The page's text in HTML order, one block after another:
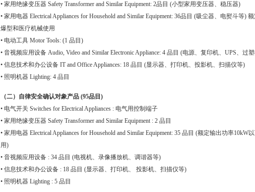
• 家用绝缘变压器 Safety Transformer and Similar Equipment: 2品目 (小型家用变压器、稳压器)
• 家用电器 Electrical Appliances for Household and Similar Equipment: 36品目 (吸尘器、电熨斗等)
爆型和医疗机械使用
• 电动工具 Motor Tools: (1 品目)
• 音视频应用设备 Audio, Video and Similar Electronic Appliance: 4 品目 (电源、复印机、UPS、过
• 信息技术和办公设备 IT and Office Appliances: 18 品目 (显示器、打印机、投影机、扫描仪等)
• 照明机器 Lighting: 4 品目
（二）自律安全确认对象产品 (95品目)
• 电气开关 Switches for Electrical Appliances : 电气用控制端子
• 家用绝缘变压器 Safety Transformer and Similar Equipment : 2 品目
• 家用电器 Electrical Appliances for Household and Similar Equipment: 35 品目 (额定输出功率
用)
• 音视频应用设备 : 34 品目 (电视机、录像播放机、调谐器等)
• 信息技术和办公设备 : 18 品目 (显示器、打印机、 投影机、扫描仪等)
• 照明机器 Lighting : 5 品目